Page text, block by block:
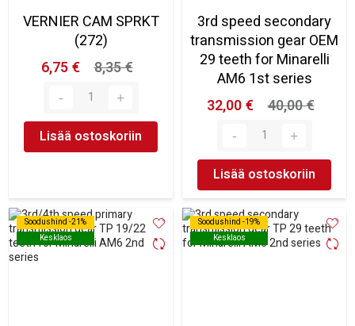
VERNIER CAM SPRKT
(272)
6,75 €
8,35 €
Lisää ostoskoriin
3rd speed secondary
transmission gear OEM
29 teeth for Minarelli
AM6 1st series
32,00 €
40,00 €
Lisää ostoskoriin
Soodushind -21%
Kesklaos
Soodushind -21%
Kesklaos
Soodushind -19%
Kesklaos
Soodushind -19%
Kesklaos